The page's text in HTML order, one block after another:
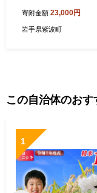
イーツ アイス アソート
ト 詰合せ 贈り物 ギフ
寄附金額 23,000円
岩手県紫波町
この自治体のおす
1